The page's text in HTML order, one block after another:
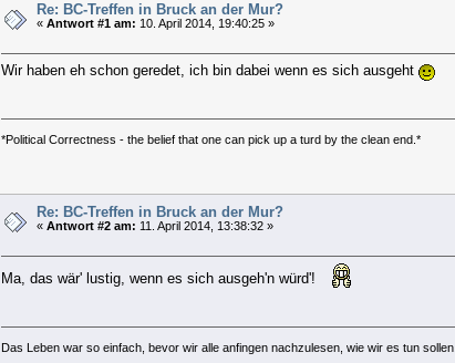
Re: BC-Treffen in Bruck an der Mur?
«Antwort #1 am: 10. April 2014, 19:40:25 »
Wir haben eh schon geredet, ich bin dabei wenn es sich ausgeht
*Political Correctness - the belief that one can pick up a turd by the clean end.*
Re: BC-Treffen in Bruck an der Mur?
«Antwort #2 am: 11. April 2014, 13:38:32 »
Ma, das wär' lustig, wenn es sich ausgeh'n würd'!
Das Leben war so einfach, bevor wir alle anfingen nachzulesen, wie wir es tun sollen.